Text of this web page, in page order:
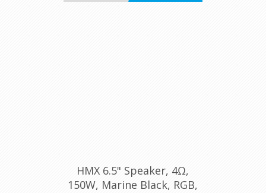
HMX 6.5" Speaker, 4Ω,
150W, Marine Black, RGB,